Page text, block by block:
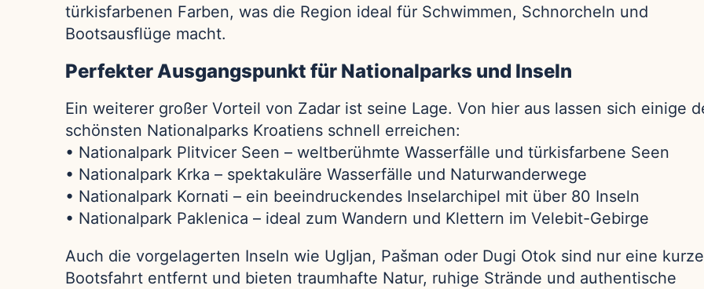
türkisfarbenen Farben, was die Region ideal für Schwimmen, Schnorcheln und
Bootsausflüge macht.
Perfekter Ausgangspunkt für Nationalparks und Inseln
Ein weiterer großer Vorteil von Zadar ist seine Lage. Von hier aus lassen sich einige
schönsten Nationalparks Kroatiens schnell erreichen:
• Nationalpark Plitvicer Seen – weltberühmte Wasserfälle und türkisfarbene Seen
• Nationalpark Krka – spektakuläre Wasserfälle und Naturwanderwege
• Nationalpark Kornati – ein beeindruckendes Inselarchipel mit über 80 Inseln
• Nationalpark Paklenica – ideal zum Wandern und Klettern im Velebit-Gebirge
Auch die vorgelagerten Inseln wie Ugljan, Pašman oder Dugi Otok sind nur eine kurze
Bootsfahrt entfernt und bieten traumhafte Natur, ruhige Strände und authentische